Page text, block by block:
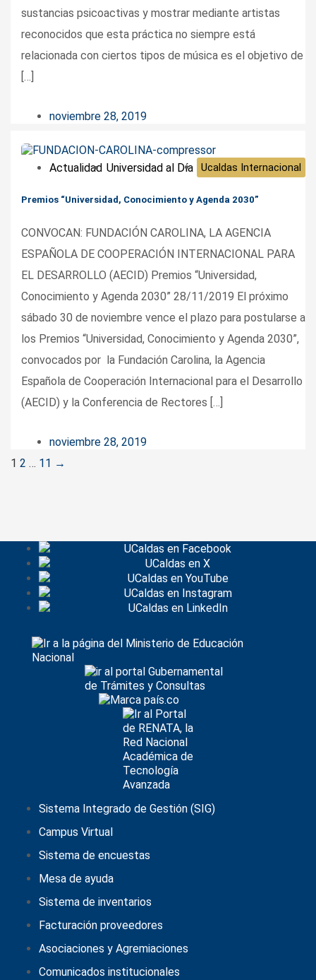
sustancias psicoactivas y mostrar mediante artistas
reconocidos que esta práctica no siempre está
relacionada con ciertos tipos de música es el objetivo de
[…]
noviembre 28, 2019
Actualidad Universidad al Día Ucaldas Internacional
Premios “Universidad, Conocimiento y Agenda 2030”
CONVOCAN: FUNDACIÓN CAROLINA, LA AGENCIA
ESPAÑOLA DE COOPERACIÓN INTERNACIONAL PARA
EL DESARROLLO (AECID) Premios “Universidad,
Conocimiento y Agenda 2030” 28/11/2019 El próximo
sábado 30 de noviembre vence el plazo para postularse a
los Premios “Universidad, Conocimiento y Agenda 2030”,
convocados por la Fundación Carolina, la Agencia
Española de Cooperación Internacional para el Desarrollo
(AECID) y la Conferencia de Rectores […]
noviembre 28, 2019
Posts
1 2 … 11 →
Sistema Integrado de Gestión (SIG)
Campus Virtual
Sistema de encuestas
Mesa de ayuda
Sistema de inventarios
Facturación proveedores
Asociaciones y Agremiaciones
Comunicados institucionales